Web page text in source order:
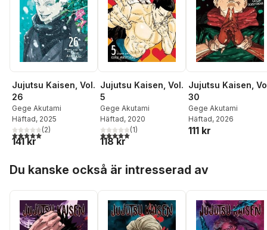
Jujutsu Kaisen, Vol.
26
Gege Akutami
Häftad, 2025
5,0utav 5 stjärnor. Totalt antal röster:
(2)
141 kr
Jujutsu Kaisen, Vol.
5
Gege Akutami
Häftad, 2020
5,0utav 5 stjärnor. Totalt antal röster:
(1)
118 kr
Jujutsu Kaisen,
30
Gege Akutami
Häftad, 2026
111 kr
Du kanske också är intresserad av